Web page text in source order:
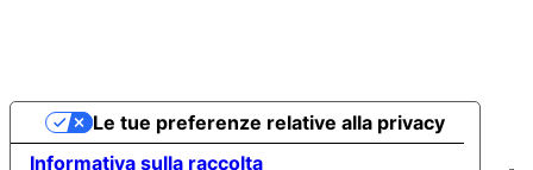
Informativa sulla raccolta
Le tue preferenze relative alla privacy